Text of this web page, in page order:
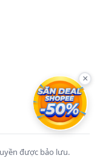
được bảo lưu.
×